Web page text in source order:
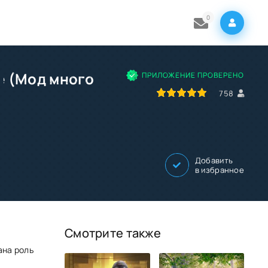
0
(Мод много
ПРИЛОЖЕНИЕ ПРОВЕРЕНО
758
Добавить
в избранное
роль
Смотрите также